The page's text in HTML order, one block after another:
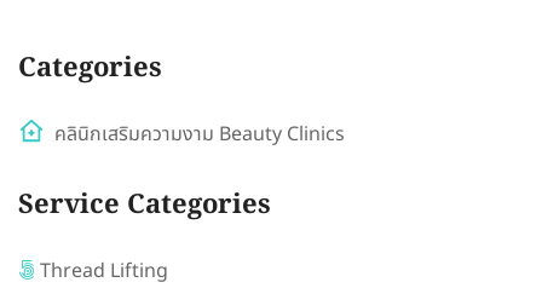
Categories
คลินิกเสริมความงาม Beauty Clinics
Service Categories
Thread Lifting